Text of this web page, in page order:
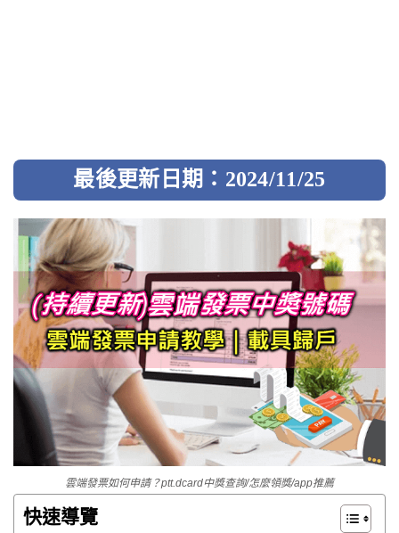
最後更新日期：2024/11/25
雲端發票如何申請？ptt.dcard中獎查詢/怎麼領獎/app推薦
快速導覽